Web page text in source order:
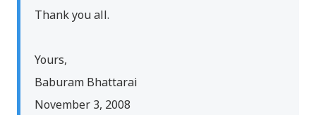
Thank you all.
Yours,
Baburam Bhattarai
November 3, 2008